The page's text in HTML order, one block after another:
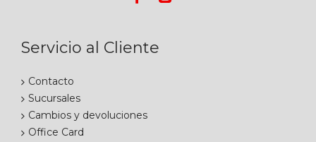
Servicio al Cliente
Contacto
Sucursales
Cambios y devoluciones
Office Card